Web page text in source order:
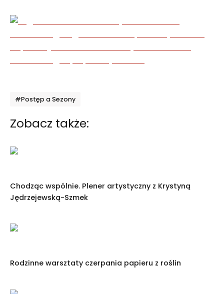
#Postęp a Sezony
Zobacz także:
Chodząc wspólnie. Plener artystyczny z Krystyną
Jędrzejewską-Szmek
Rodzinne warsztaty czerpania papieru z roślin